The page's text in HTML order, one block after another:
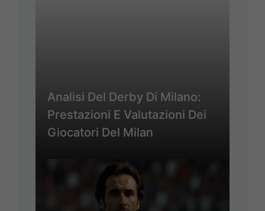
Analisi Del Derby Di Milano:
Prestazioni E Valutazioni Dei
Giocatori Del Milan